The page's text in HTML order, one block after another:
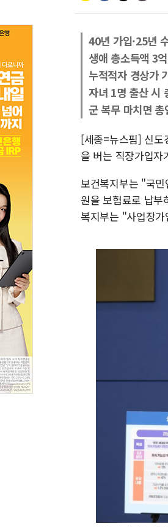
40년 가입·25년
생애 총소득액 3
누적적자 경상가
자녀 1명 출산 시
군 복무 마치면
[세종=뉴스핌] 신도
을 버는 직장가입
보건복지부는 "국
원을 보험료로 납부
복지부는 "사업장